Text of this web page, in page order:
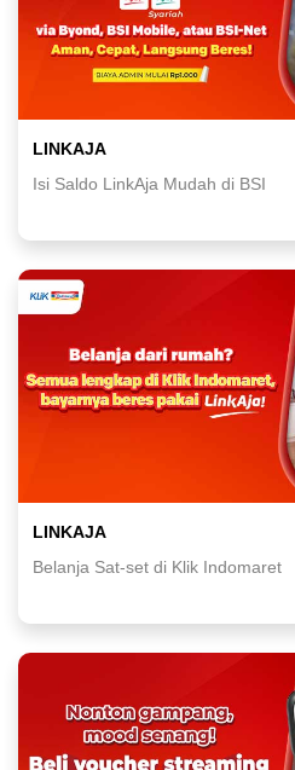
LINKAJA
Isi Saldo LinkAja Mudah di BSI
LINKAJA
Belanja Sat-set di Klik Indomaret